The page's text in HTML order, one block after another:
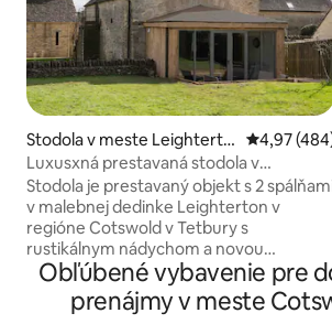
Stodola v meste Leighterto
n
Priemerné
4,97
Luxusxná prestavaná stodola v
Cotswold's so saunou/kúpeľom
Stodola je prestavaný objekt s 2
v malebnej dedinke Leighterton v
regióne Cotswold v Tetbury s
rustikálnym nádychom a novou
kúpeľňou. V stodole sú dve veľké
obe s vlastnou kúpeľňou s otvorenou
sprchou a jedna s voľne stojacou vaňou.
Obľúbené vybavenie pre
prenájmy v meste